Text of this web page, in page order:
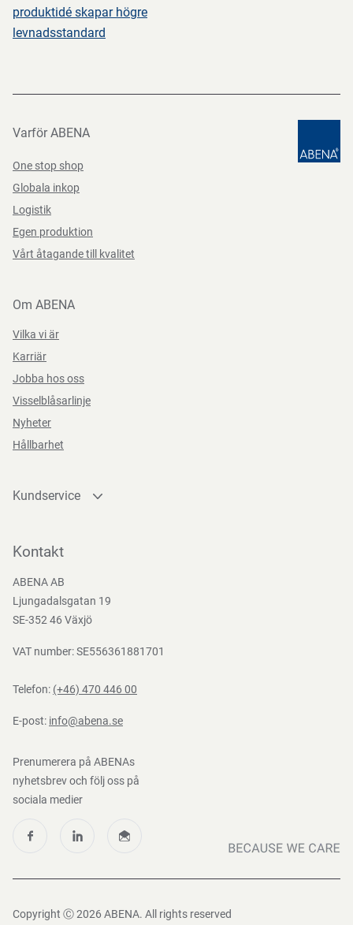
produktidé skapar högre
levnadsstandard
Varför ABENA
One stop shop
Globala inkop
Logistik
Egen produktion
Vårt åtagande till kvalitet
Om ABENA
Vilka vi är
Karriär
Jobba hos oss
Visselblåsarlinje
Nyheter
Hållbarhet
Kundservice
Bli kund
Nedladdningar
Kontakt
ABENA AB
Ljungadalsgatan 19
SE-352 46 Växjö
VAT number: SE556361881701
Telefon: (+46) 470 446 00
E-post: info@abena.se
Prenumerera på ABENAs
nyhetsbrev och följ oss på
sociala medier
Copyright Ⓒ 2026 ABENA. All rights reserved